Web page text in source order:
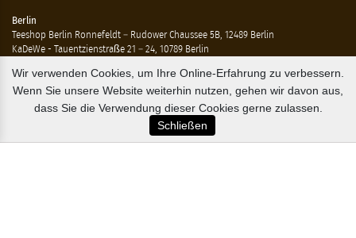
Berlin
Teeshop Berlin Ronnefeldt – Rudower Chaussee 5B, 12489 Berlin
KaDeWe - Tauentzienstraße 21 – 24, 10789 Berlin
Ting - Rykestraße 41, 10405 Berlin
Flensburg
Marzipan Im Hof – Rote Str. 18-20, 24937 Flensburg
Wir verwenden Cookies, um Ihre Online-Erfahrung zu verbessern.
Wenn Sie unsere Website weiterhin nutzen, gehen wir davon aus,
dass Sie die Verwendung dieser Cookies gerne zulassen.
Schließen